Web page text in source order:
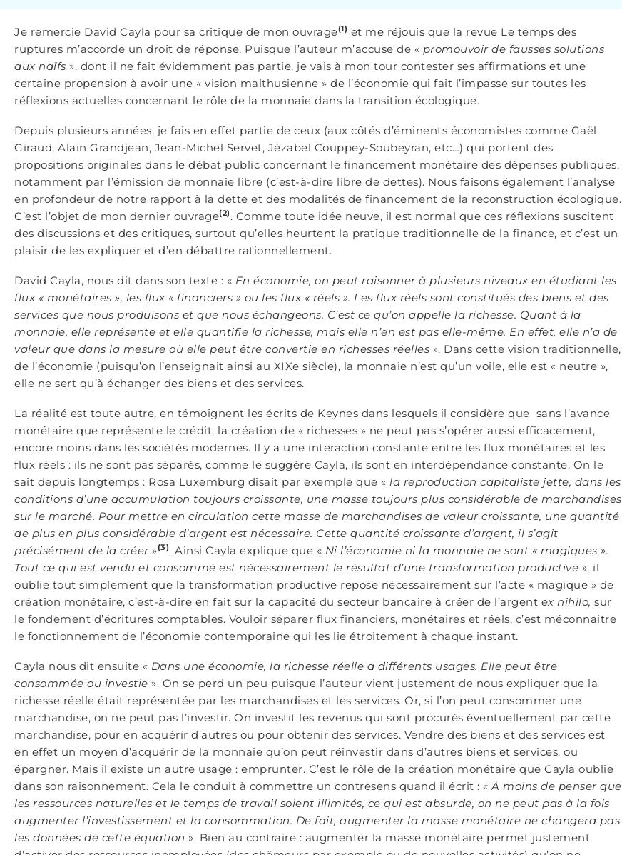
Je remercie David Cayla pour sa critique de mon ouvrage(1) et me réjouis que la revue Le temps des
ruptures m’accorde un droit de réponse. Puisque l’auteur m’accuse de « promouvoir de fausses solutions
aux naïfs », dont il ne fait évidemment pas partie, je vais à mon tour contester ses affirmations et une
certaine propension à avoir une « vision malthusienne » de l’économie qui fait l’impasse sur toutes les
réflexions actuelles concernant le rôle de la monnaie dans la transition écologique.
Depuis plusieurs années, je fais en effet partie de ceux (aux côtés d’éminents économistes comme Gaël
Giraud, Alain Grandjean, Jean-Michel Servet, Jézabel Couppey-Soubeyran, etc…) qui portent des
propositions originales dans le débat public concernant le financement monétaire des dépenses publiques,
notamment par l’émission de monnaie libre (c’est-à-dire libre de dettes). Nous faisons également l’analyse
en profondeur de notre rapport à la dette et des modalités de financement de la reconstruction écologique.
C’est l’objet de mon dernier ouvrage(2) . Comme toute idée neuve, il est normal que ces réflexions suscitent
des discussions et des critiques, surtout qu’elles heurtent la pratique traditionnelle de la finance, et c’est un
plaisir de les expliquer et d’en débattre rationnellement.
David Cayla, nous dit dans son texte : « En économie, on peut raisonner à plusieurs niveaux en étudiant les
flux « monétaires », les flux « financiers » ou les flux « réels ». Les flux réels sont constitués des biens et des
services que nous produisons et que nous échangeons. C’est ce qu’on appelle la richesse. Quant à la
monnaie, elle représente et elle quantifie la richesse, mais elle n’en est pas elle-même. En effet, elle n’a de
valeur que dans la mesure où elle peut être convertie en richesses réelles ». Dans cette vision traditionnelle,
de l’économie (puisqu’on l’enseignait ainsi au XIXe siècle), la monnaie n’est qu’un voile, elle est « neutre »,
elle ne sert qu’à échanger des biens et des services.
La réalité est toute autre, en témoignent les écrits de Keynes dans lesquels il considère que sans l’avance
monétaire que représente le crédit, la création de « richesses » ne peut pas s’opérer aussi efficacement,
encore moins dans les sociétés modernes. Il y a une interaction constante entre les flux monétaires et les
flux réels : ils ne sont pas séparés, comme le suggère Cayla, ils sont en interdépendance constante. On le
sait depuis longtemps : Rosa Luxemburg disait par exemple que « la reproduction capitaliste jette, dans les
conditions d’une accumulation toujours croissante, une masse toujours plus considérable de marchandises
sur le marché. Pour mettre en circulation cette masse de marchandises de valeur croissante, une quantité
de plus en plus considérable d’argent est nécessaire. Cette quantité croissante d’argent, il s’agit
précisément de la créer»(3). Ainsi Cayla explique que « Ni l’économie ni la monnaie ne sont « magiques ».
Tout ce qui est vendu et consommé est nécessairement le résultat d’une transformation productive », il
oublie tout simplement que la transformation productive repose nécessairement sur l’acte « magique » de
création monétaire, c’est-à-dire en fait sur la capacité du secteur bancaire à créer de l’argent ex nihilo, sur
le fondement d’écritures comptables. Vouloir séparer flux financiers, monétaires et réels, c’est méconnaitre
le fonctionnement de l’économie contemporaine qui les lie étroitement à chaque instant.
Cayla nous dit ensuite « Dans une économie, la richesse réelle a différents usages. Elle peut être
consommée ou investie ». On se perd un peu puisque l’auteur vient justement de nous expliquer que la
richesse réelle était représentée par les marchandises et les services. Or, si l’on peut consommer une
marchandise, on ne peut pas l’investir. On investit les revenus qui sont procurés éventuellement par cette
marchandise, pour en acquérir d’autres ou pour obtenir des services. Vendre des biens et des services est
en effet un moyen d’acquérir de la monnaie qu’on peut réinvestir dans d’autres biens et services, ou
épargner. Mais il existe un autre usage : emprunter. C’est le rôle de la création monétaire que Cayla oublie
dans son raisonnement. Cela le conduit à commettre un contresens quand il écrit : «À moins de penser que
les ressources naturelles et le temps de travail soient illimités, ce qui est absurde, on ne peut pas à la fois
augmenter l’investissement et la consommation. De fait, augmenter la masse monétaire ne changera pas
les données de cette équation ». Bien au contraire : augmenter la masse monétaire permet justement